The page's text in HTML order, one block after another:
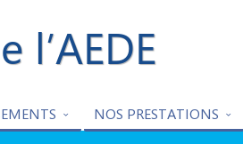
l’AEDE
NOS PRESTATIONS